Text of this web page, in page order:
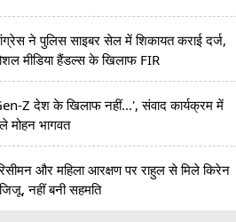
ने पुलिस साइबर सेल में शिकायत कराई दर्ज,
मीडिया हैंडल्स के खिलाफ FIR
Z देश के खिलाफ नहीं...', संवाद कार्यक्रम में
मोहन भागवत
और महिला आरक्षण पर राहुल से मिले किरेन
नहीं बनी सहमति